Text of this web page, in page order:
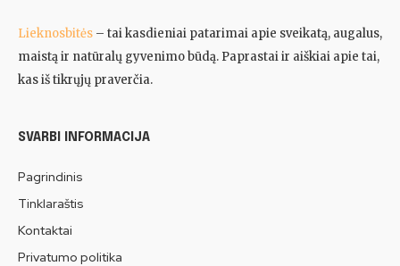
Lieknosbitės – tai kasdieniai patarimai apie sveikatą, augalus,
maistą ir natūralų gyvenimo būdą. Paprastai ir aiškiai apie tai,
kas iš tikrųjų praverčia.
SVARBI INFORMACIJA
Pagrindinis
Tinklaraštis
Kontaktai
Privatumo politika